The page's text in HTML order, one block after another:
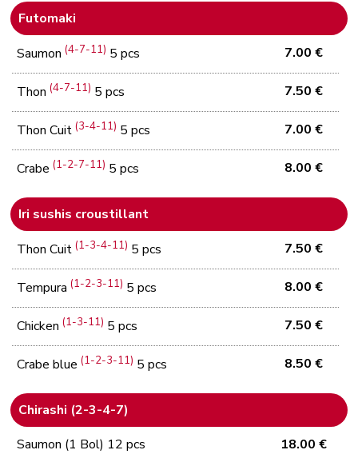
Futomaki
Saumon(4-7-11) 5 pcs 7.00 €
Thon(4-7-11) 5 pcs 7.50 €
Thon Cuit(3-4-11) 5 pcs 7.00 €
Crabe(1-2-7-11) 5 pcs 8.00 €
Iri sushis croustillant
Thon Cuit(1-3-4-11) 5 pcs 7.50 €
Tempura(1-2-3-11) 5 pcs 8.00 €
Chicken(1-3-11) 5 pcs 7.50 €
Crabe blue(1-2-3-11) 5 pcs 8.50 €
Chirashi (2-3-4-7)
Saumon (1 Bol) 12 pcs
18.00 €